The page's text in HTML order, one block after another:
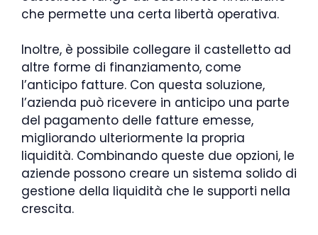
che permette una certa libertà operativa.
Inoltre, è possibile collegare il castelletto ad
altre forme di finanziamento, come
l’anticipo fatture. Con questa soluzione,
l’azienda può ricevere in anticipo una parte
del pagamento delle fatture emesse,
migliorando ulteriormente la propria
liquidità. Combinando queste due opzioni, le
aziende possono creare un sistema solido di
gestione della liquidità che le supporti nella
crescita.